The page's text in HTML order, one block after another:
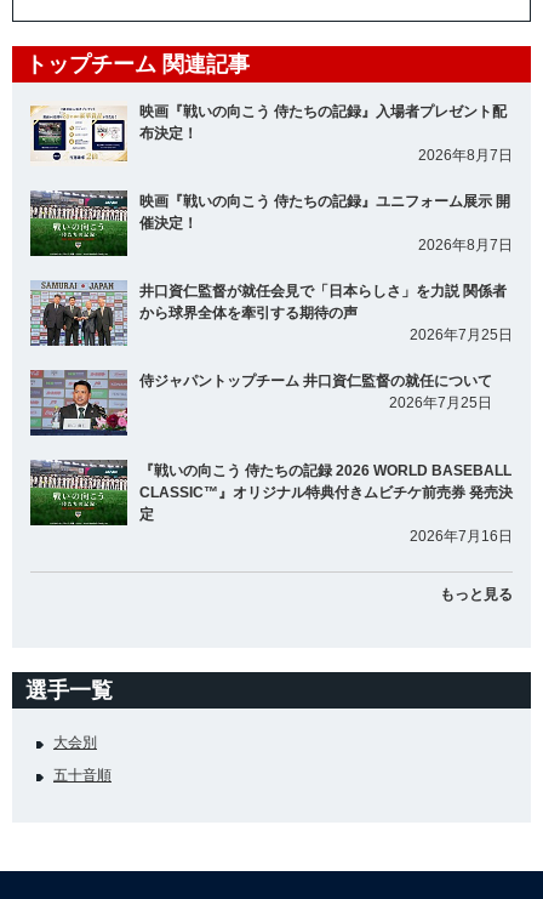
トップチーム 関連記事
映画『戦いの向こう 侍たちの記録』入場者プレゼント配
布決定！
2026年8月7日
映画『戦いの向こう 侍たちの記録』ユニフォーム展示 開
催決定！
2026年8月7日
井口資仁監督が就任会見で「日本らしさ」を力説 関係者
から球界全体を牽引する期待の声
2026年7月25日
侍ジャパントップチーム 井口資仁監督の就任について
2026年7月25日
『戦いの向こう 侍たちの記録 2026 WORLD BASEBALL
CLASSIC™』オリジナル特典付きムビチケ前売券 発売決
定
2026年7月16日
もっと見る
選手一覧
大会別
五十音順